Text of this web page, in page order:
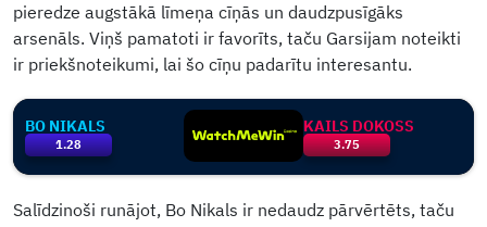
pieredze augstākā līmeņa cīņās un daudzpusīgāks
arsenāls. Viņš pamatoti ir favorīts, taču Garsijam noteikti
ir priekšnoteikumi, lai šo cīņu padarītu interesantu.
BO NIKALS
1.28 3.75
KAILS DOKOSS
Salīdzinoši runājot, Bo Nikals ir nedaudz pārvērtēts, taču